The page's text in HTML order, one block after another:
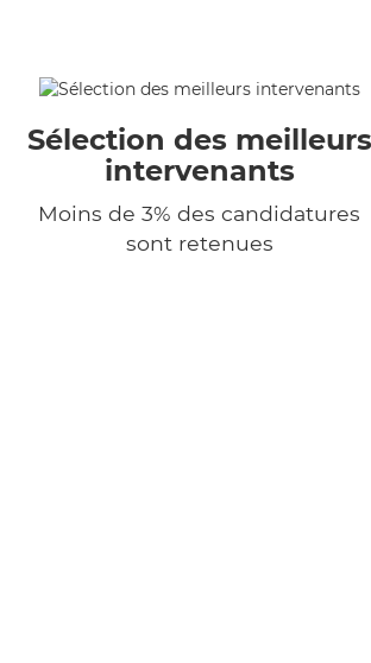
Sélection des meilleurs
intervenants
Moins de 3% des candidatures
sont retenues